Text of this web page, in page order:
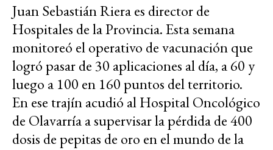
Juan Sebastián Riera es director de
Hospitales de la Provincia. Esta semana
monitoreó el operativo de vacunación que
logró pasar de 30 aplicaciones al día, a 60 y
luego a 100 en 160 puntos del territorio.
En ese trajín acudió al Hospital Oncológico
de Olavarría a supervisar la pérdida de 400
dosis de pepitas de oro en el mundo de la